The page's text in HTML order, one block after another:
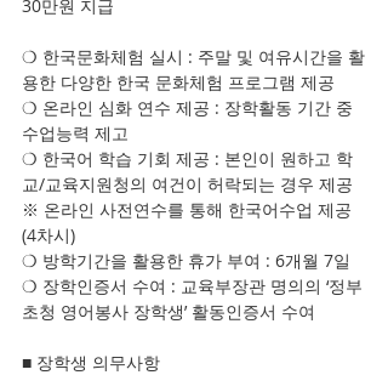
30만원 지급
❍ 한국문화체험 실시 : 주말 및 여유시간을 활
용한 다양한 한국 문화체험 프로그램 제공
❍ 온라인 심화 연수 제공 : 장학활동 기간 중
수업능력 제고
❍ 한국어 학습 기회 제공 : 본인이 원하고 학
교/교육지원청의 여건이 허락되는 경우 제공
※ 온라인 사전연수를 통해 한국어수업 제공
(4차시)
❍ 방학기간을 활용한 휴가 부여 : 6개월 7일
❍ 장학인증서 수여 : 교육부장관 명의의 ‘정부
초청 영어봉사 장학생’ 활동인증서 수여
■ 장학생 의무사항